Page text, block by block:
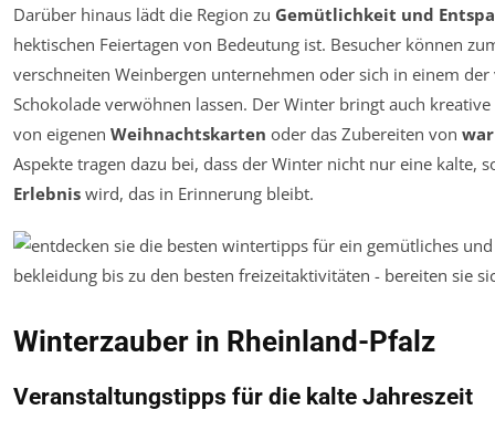
Darüber hinaus lädt die Region zu Gemütlichkeit und
hektischen Feiertagen von Bedeutung ist. Besucher können
verschneiten Weinbergen unternehmen oder sich in einem
Schokolade verwöhnen lassen. Der Winter bringt auch
von eigenen Weihnachtskarten oder das Zubereiten von
Aspekte tragen dazu bei, dass der Winter nicht nur eine kalte,
Erlebnis wird, das in Erinnerung bleibt.
Winterzauber in Rheinland-Pfalz
Veranstaltungstipps für die kalte Jahreszeit